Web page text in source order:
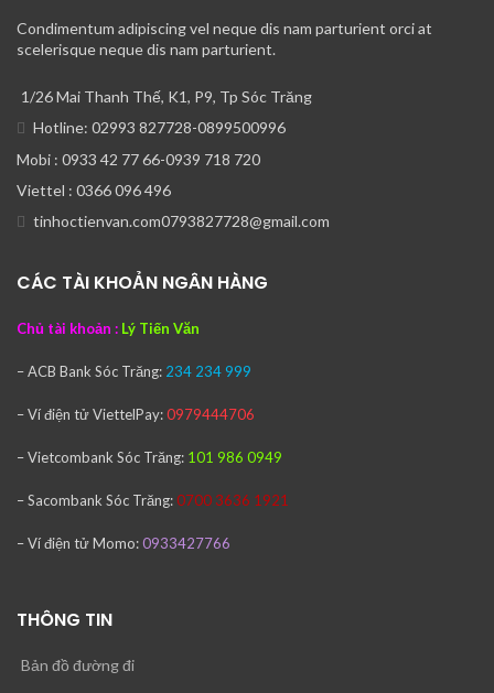
Condimentum adipiscing vel neque dis nam parturient orci at
scelerisque neque dis nam parturient.
1/26 Mai Thanh Thế, K1, P9, Tp Sóc Trăng
Hotline: 02993 827728-0899500996
Mobi : 0933 42 77 66-0939 718 720
Viettel : 0366 096 496
tinhoctienvan.com0793827728@gmail.com
CÁC TÀI KHOẢN NGÂN HÀNG
Chủ tài khoản : Lý Tiến Văn
– ACB Bank Sóc Trăng: 234 234 999
– Ví điện tử ViettelPay:0979444706
– Vietcombank Sóc Trăng: 101 986 0949
– Sacombank Sóc Trăng: 0700 3636 1921
– Ví điện tử Momo:0933427766
THÔNG TIN
Bản đồ đường đi